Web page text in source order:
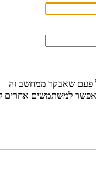
פעם שאבקר ממחשב זה
למשתמשים אחרים